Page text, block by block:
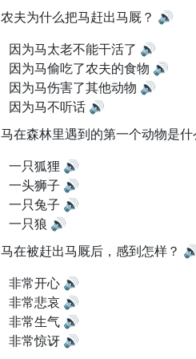
农夫为什么把马赶出马厩？ 🔊
因为马太老不能干活了 🔊
因为马偷吃了农夫的食物 🔊
因为马伤害了其他动物 🔊
因为马不听话 🔊
马在森林里遇到的第一个动物是什
一只狐狸 🔊
一头狮子 🔊
一只兔子 🔊
一只狼 🔊
马在被赶出马厩后，感到怎样？
非常开心 🔊
非常悲哀 🔊
非常生气 🔊
非常惊讶 🔊